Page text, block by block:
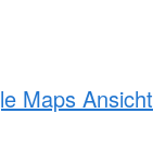
Maps Ansicht